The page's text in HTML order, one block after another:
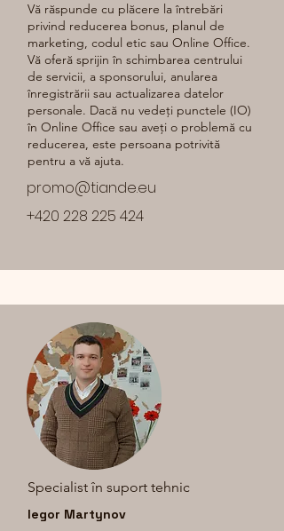
Vă răspunde cu plăcere la întrebări
privind reducerea bonus, planul de
marketing, codul etic sau Online Office.
Vă oferă sprijin în schimbarea centrului
de servicii, a sponsorului, anularea
înregistrării sau actualizarea datelor
personale. Dacă nu vedeți punctele (IO)
în Online Office sau aveți o problemă cu
reducerea, este persoana potrivită
pentru a vă ajuta.
promo@tiande.eu
+420 228 225 424
Specialist în suport tehnic
Iegor Martynov